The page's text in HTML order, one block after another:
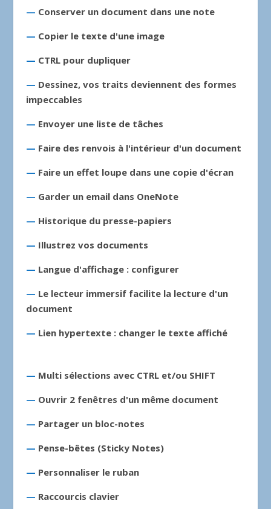
— Conserver un document dans une note
— Copier le texte d'une image
— CTRL pour dupliquer
— Dessinez, vos traits deviennent des formes
impeccables
— Envoyer une liste de tâches
— Faire des renvois à l'intérieur d'un document
— Faire un effet loupe dans une copie d'écran
— Garder un email dans OneNote
— Historique du presse-papiers
— Illustrez vos documents
— Langue d'affichage : configurer
— Le lecteur immersif facilite la lecture d'un
document
— Lien hypertexte : changer le texte affiché
— Multi sélections avec CTRL et/ou SHIFT
— Ouvrir 2 fenêtres d'un même document
— Partager un bloc-notes
— Pense-bêtes (Sticky Notes)
— Personnaliser le ruban
— Raccourcis clavier